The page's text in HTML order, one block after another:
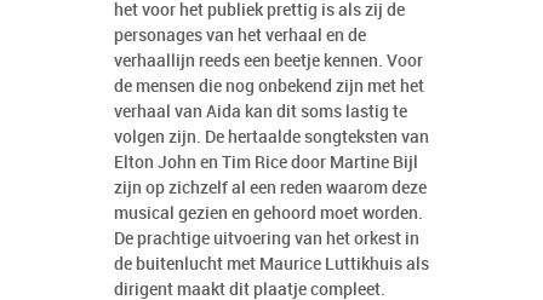
het voor het publiek prettig is als zij de
personages van het verhaal en de
verhaallijn reeds een beetje kennen. Voor
de mensen die nog onbekend zijn met het
verhaal van Aida kan dit soms lastig te
volgen zijn. De hertaalde songteksten van
Elton John en Tim Rice door Martine Bijl
zijn op zichzelf al een reden waarom deze
musical gezien en gehoord moet worden.
De prachtige uitvoering van het orkest in
de buitenlucht met Maurice Luttikhuis als
dirigent maakt dit plaatje compleet.